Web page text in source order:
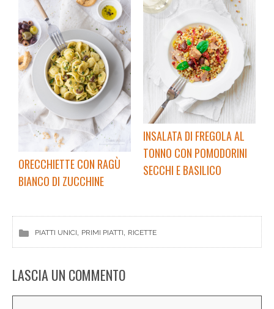
ORECCHIETTE CON RAGÙ
BIANCO DI ZUCCHINE
INSALATA DI FREGOLA AL
TONNO CON POMODORINI
SECCHI E BASILICO
PIATTI UNICI, PRIMI PIATTI, RICETTE
LASCIA UN COMMENTO